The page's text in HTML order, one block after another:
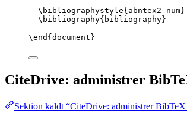
\bibliographystyle{abntex2-num}
\bibliography{bibliography}
\end { document }
CiteDrive: administrer
Sektion kaldt “CiteDrive: administrer